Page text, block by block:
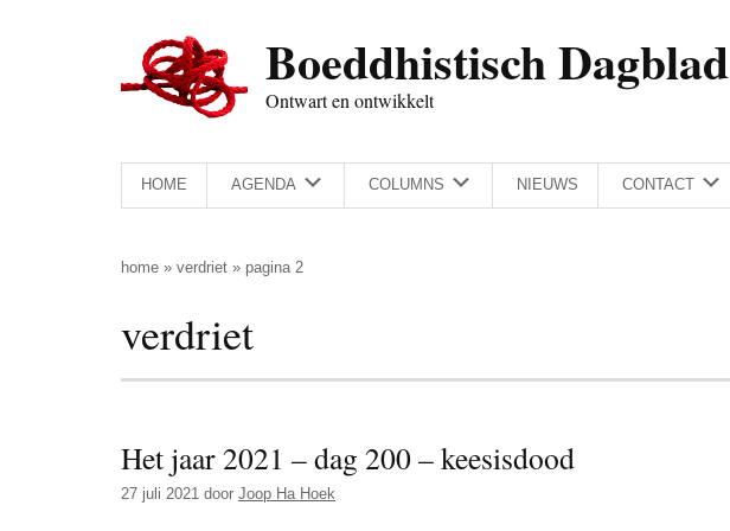
Boeddhistisch Dagblad
Ontwart en ontwikkelt
HOME AGENDA COLUMNS NIEUWS CONTACT
home » verdriet » pagina 2
verdriet
Het jaar 2021 – dag 200 – keesisdood
27 juli 2021 door Joop Ha Hoek